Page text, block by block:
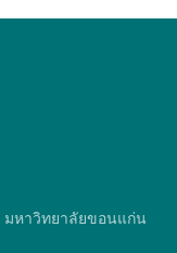
หาวิทยาลัยขอนแก่น